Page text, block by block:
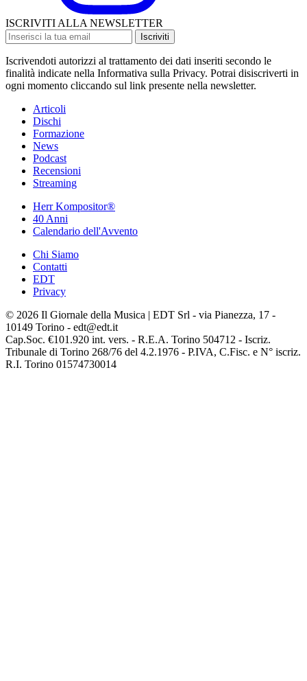
ISCRIVITI ALLA NEWSLETTER
Iscriviti
Iscrivendoti autorizzi al trattamento dei dati inseriti secondo le
finalità indicate nella Informativa sulla Privacy. Potrai disiscriverti in
ogni momento cliccando sul link presente nella newsletter.
Articoli
Dischi
Formazione
News
Podcast
Recensioni
Streaming
Herr Kompositor®
40 Anni
Calendario dell'Avvento
Chi Siamo
Contatti
EDT
Privacy
© 2026 Il Giornale della Musica | EDT Srl - via Pianezza, 17 -
10149 Torino - edt@edt.it
Cap.Soc. €101.920 int. vers. - R.E.A. Torino 504712 - Iscriz.
Tribunale di Torino 268/76 del 4.2.1976 - P.IVA, C.Fisc. e N° iscriz.
R.I. Torino 01574730014